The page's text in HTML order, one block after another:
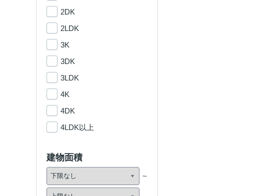
2DK
2LDK
3K
3DK
3LDK
4K
4DK
4LDK以上
建物面積